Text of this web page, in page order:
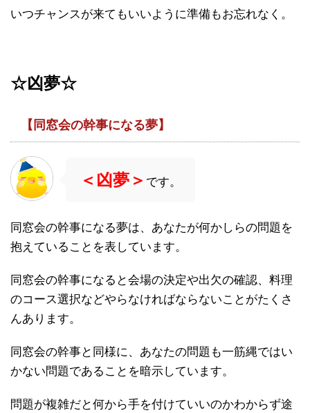
いつチャンスが来てもいいように準備もお忘れなく。
☆凶夢☆
【同窓会の幹事になる夢】
＜凶夢＞ です。
同窓会の幹事になる夢は、あなたが何かしらの問題を
抱えていることを表しています。
同窓会の幹事になると会場の決定や出欠の確認、料理
のコース選択などやらなければならないことがたくさ
んあります。
同窓会の幹事と同様に、あなたの問題も一筋縄ではい
かない問題であることを暗示しています。
問題が複雑だと何から手を付けていいのかわからず途